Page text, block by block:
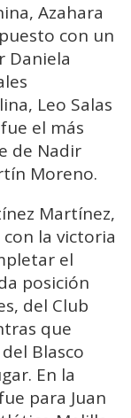
Azahara
con un
Daniela
Leo Salas
el más
de Nadir
Moreno.
Martínez,
la victoria
el
posición
del Club
que
Blasco
En la
para Juan